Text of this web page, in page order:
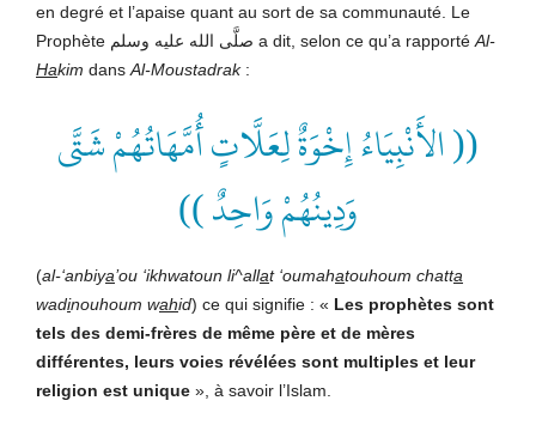
en degré et l’apaise quant au sort de sa communauté. Le
Prophète صلَّى الله عليه وسلم a dit, selon ce qu’a rapporté Al-
Hakim dans Al-Moustadrak:
(( الأَنْبِيَاءُ إِخْوَةٌ لِعَلَّاتٍ أُمَّهَاتُهُمْ شَتَّى
وَدِينُهُمْ وَاحِدٌ ))
(al-‘anbiya’ou ‘ikhwatoun li^allat ‘oumahatouhoum chatta
wadinouhoum wahid) ce qui signifie : « Les prophètes sont
tels des demi-frères de même père et de mères
différentes, leurs voies révélées sont multiples et leur
religion est unique », à savoir l’Islam.